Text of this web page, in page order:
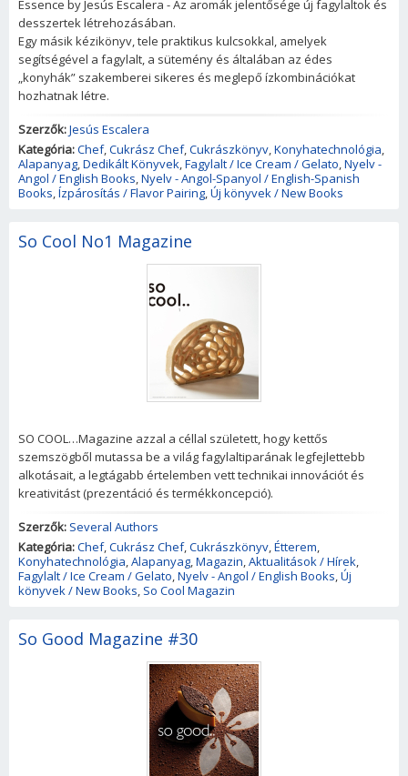
Essence by Jesús Escalera - Az aromák jelentősége új fagylaltok és
desszertek létrehozásában.
Egy másik kézikönyv, tele praktikus kulcsokkal, amelyek
segítségével a fagylalt, a sütemény és általában az édes
„konyhák” szakemberei sikeres és meglepő ízkombinációkat
hozhatnak létre.
Szerzők:Jesús Escalera
Kategória:Chef,Cukrász Chef,Cukrászkönyv,Konyhatechnológia,
Alapanyag,Dedikált Könyvek,Fagylalt / Ice Cream / Gelato,Nyelv -
Angol / English Books,Nyelv - Angol-Spanyol / English-Spanish
Books,Ízpárosítás / Flavor Pairing,Új könyvek / New Books
So Cool No1 Magazine
SO COOL…Magazine azzal a céllal született, hogy kettős
szemszögből mutassa be a világ fagylaltiparának legfejlettebb
alkotásait, a legtágabb értelemben vett technikai innovációt és
kreativitást (prezentáció és termékkoncepció).
Szerzők: Several Authors
Kategória:Chef,Cukrász Chef,Cukrászkönyv,Étterem,
Konyhatechnológia,Alapanyag,Magazin,Aktualitások / Hírek,
Fagylalt / Ice Cream / Gelato,Nyelv - Angol / English Books,Új
könyvek / New Books, So Cool Magazin
So Good Magazine #30